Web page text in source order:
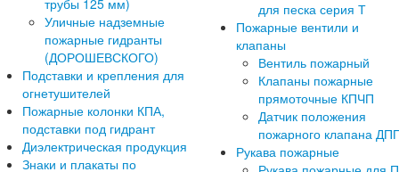
трубы 125 мм)
Уличные надземные
пожарные гидранты
(ДОРОШЕВСКОГО)
Подставки и крепления для
огнетушителей
Пожарные колонки КПА,
подставки под гидрант
Диэлектрическая продукция
Знаки и плакаты по
для песка серия Т
Пожарные вентили и
клапаны
Вентиль пожарный
Клапаны пожарные
прямоточные КПЧП
Датчик положения
пожарного клапана
Рукава пожарные